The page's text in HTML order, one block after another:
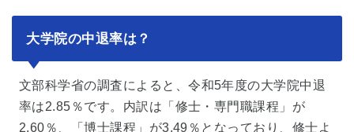
大学院の中退率は？
文部科学省の調査によると、令和5年度の大学院中退
率は2.85％です。内訳は「修士・専門職課程」が
2.60％、「博士課程」が3.49％となっており、修士よ